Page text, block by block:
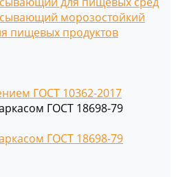
морозостойкий
пищевых продуктов
ГОСТ 10362-2017
ГОСТ 18698-79
ГОСТ 18698-79